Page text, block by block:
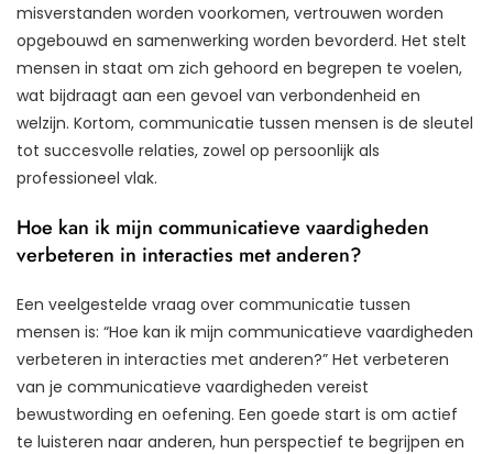
misverstanden worden voorkomen, vertrouwen worden
opgebouwd en samenwerking worden bevorderd. Het stelt
mensen in staat om zich gehoord en begrepen te voelen,
wat bijdraagt aan een gevoel van verbondenheid en
welzijn. Kortom, communicatie tussen mensen is de sleutel
tot succesvolle relaties, zowel op persoonlijk als
professioneel vlak.
Hoe kan ik mijn communicatieve vaardigheden
verbeteren in interacties met anderen?
Een veelgestelde vraag over communicatie tussen
mensen is: “Hoe kan ik mijn communicatieve vaardigheden
verbeteren in interacties met anderen?” Het verbeteren
van je communicatieve vaardigheden vereist
bewustwording en oefening. Een goede start is om actief
te luisteren naar anderen, hun perspectief te begrijpen en